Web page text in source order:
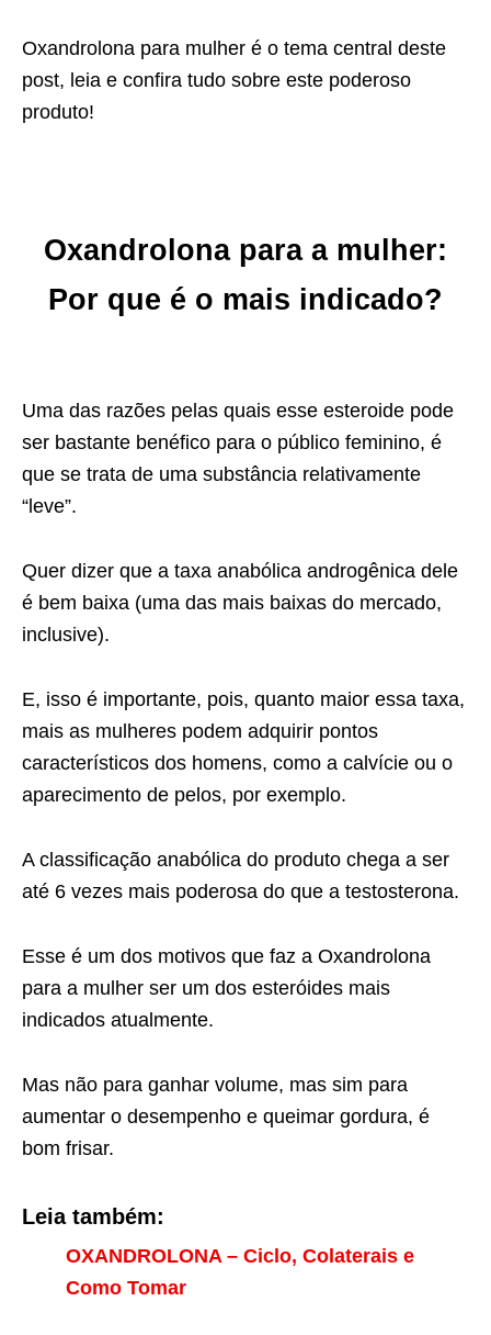
Oxandrolona para mulher é o tema central deste
post, leia e confira tudo sobre este poderoso
produto!
Oxandrolona para a mulher:
Por que é o mais indicado?
Uma das razões pelas quais esse esteroide pode
ser bastante benéfico para o público feminino, é
que se trata de uma substância relativamente
“leve”.
Quer dizer que a taxa anabólica androgênica dele
é bem baixa (uma das mais baixas do mercado,
inclusive).
E, isso é importante, pois, quanto maior essa taxa,
mais as mulheres podem adquirir pontos
característicos dos homens, como a calvície ou o
aparecimento de pelos, por exemplo.
A classificação anabólica do produto chega a ser
até 6 vezes mais poderosa do que a testosterona.
Esse é um dos motivos que faz a Oxandrolona
para a mulher ser um dos esteróides mais
indicados atualmente.
Mas não para ganhar volume, mas sim para
aumentar o desempenho e queimar gordura, é
bom frisar.
Leia também:
OXANDROLONA – Ciclo, Colaterais e
Como Tomar